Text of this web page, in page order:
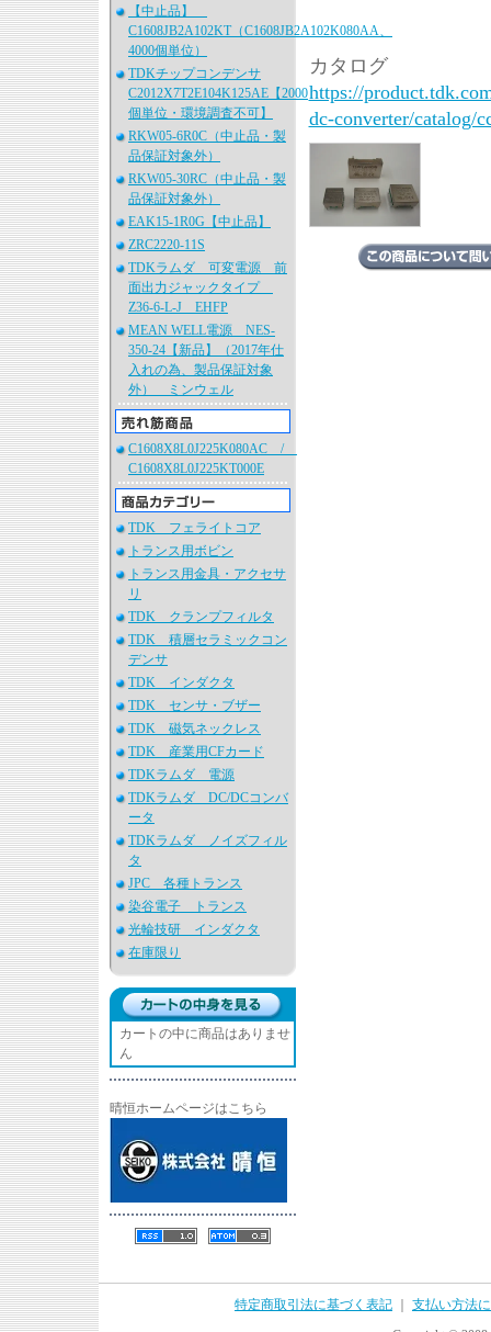
【中止品】
C1608JB2A102KT（C1608JB2A102K080AA、
4000個単位）
TDKチップコンデンサ
C2012X7T2E104K125AE【2000
個単位・環境調査不可】
RKW05-6R0C（中止品・製
品保証対象外）
RKW05-30RC（中止品・製
品保証対象外）
EAK15-1R0G【中止品】
ZRC2220-11S
TDKラムダ 可変電源 前
面出力ジャックタイプ
Z36-6-L-J EHFP
MEAN WELL電源 NES-
350-24【新品】（2017年仕
入れの為、製品保証対象
外） ミンウェル
C1608X8L0J225K080AC /
C1608X8L0J225KT000E
TDK フェライトコア
トランス用ボビン
トランス用金具・アクセサ
リ
TDK クランプフィルタ
TDK 積層セラミックコン
デンサ
TDK インダクタ
TDK センサ・ブザー
TDK 磁気ネックレス
TDK 産業用CFカード
TDKラムダ 電源
TDKラムダ DC/DCコンバ
ータ
TDKラムダ ノイズフィル
タ
JPC 各種トランス
染谷電子 トランス
光輪技研 インダクタ
在庫限り
カートの中に商品はありませ
ん
晴恒ホームページはこちら
カタログ
https://
dc-converter/catalog/
特定商取引法に基づく表記
支払い方法